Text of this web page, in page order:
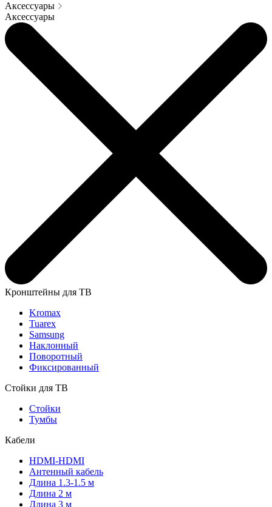
Аксессуары
Аксессуары
Кронштейны для ТВ
Kromax
Tuarex
Samsung
Наклонный
Поворотный
Фиксированный
Стойки для ТВ
Стойки
Тумбы
Кабели
HDMI-HDMI
Антенный кабель
Длина 1.3-1.5 м
Длина 2 м
Длина 3 м